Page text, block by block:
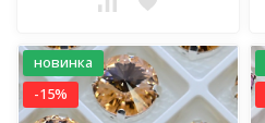
новинка
-15%